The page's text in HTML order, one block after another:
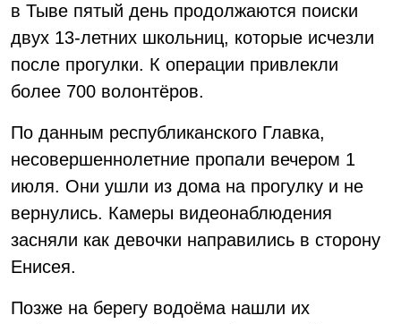
в Тыве пятый день продолжаются поиски
двух 13-летних школьниц, которые исчезли
после прогулки. К операции привлекли
более 700 волонтёров.
По данным республиканского Главка,
несовершеннолетние пропали вечером 1
июля. Они ушли из дома на прогулку и не
вернулись. Камеры видеонаблюдения
засняли как девочки направились в сторону
Енисея.
Позже на берегу водоёма нашли их